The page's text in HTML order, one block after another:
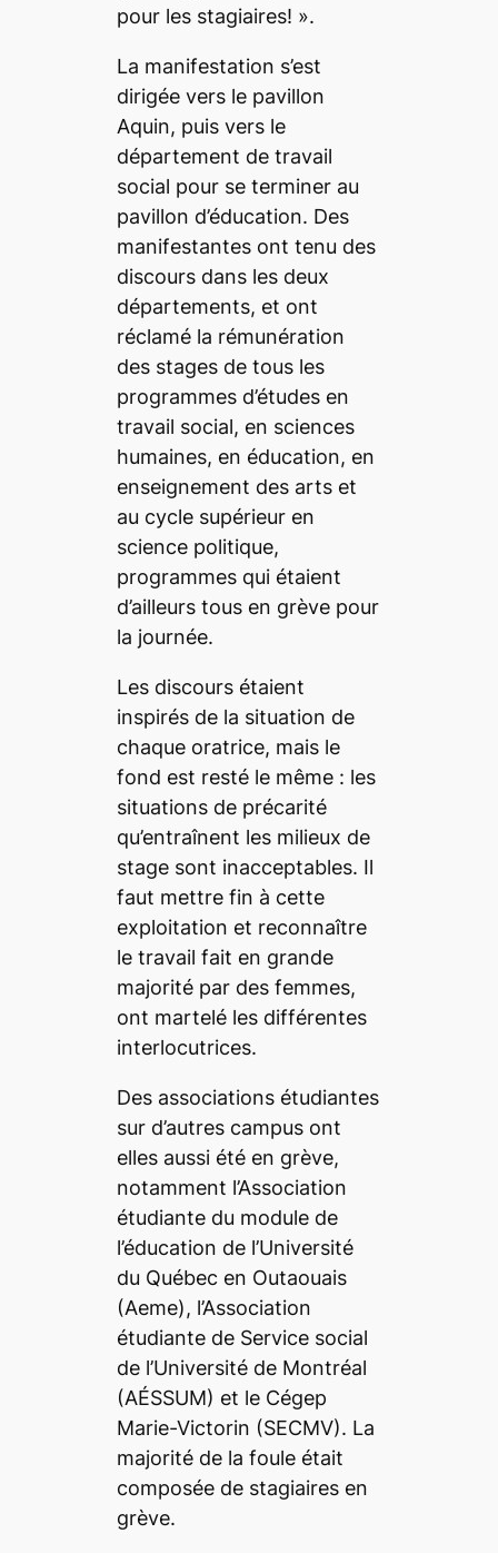
pour les stagiaires! ».
La manifestation s’est
dirigée vers le pavillon
Aquin, puis vers le
département de travail
social pour se terminer au
pavillon d’éducation. Des
manifestantes ont tenu des
discours dans les deux
départements, et ont
réclamé la rémunération
des stages de tous les
programmes d’études en
travail social, en sciences
humaines, en éducation, en
enseignement des arts et
au cycle supérieur en
science politique,
programmes qui étaient
d’ailleurs tous en grève pour
la journée.
Les discours étaient
inspirés de la situation de
chaque oratrice, mais le
fond est resté le même : les
situations de précarité
qu’entraînent les milieux de
stage sont inacceptables. Il
faut mettre fin à cette
exploitation et reconnaître
le travail fait en grande
majorité par des femmes,
ont martelé les différentes
interlocutrices.
Des associations étudiantes
sur d’autres campus ont
elles aussi été en grève,
notamment l’Association
étudiante du module de
l’éducation de l’Université
du Québec en Outaouais
(Aeme), l’Association
étudiante de Service social
de l’Université de Montréal
(AÉSSUM) et le Cégep
Marie-Victorin (SECMV). La
majorité de la foule était
composée de stagiaires en
grève.